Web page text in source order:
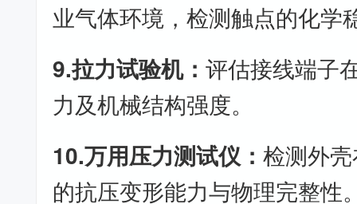
业气体环境，检测触点的化学
9.拉力试验机：评估接线端子
力及机械结构强度。
10.万用压力测试仪：检测外
的抗压变形能力与物理完整性